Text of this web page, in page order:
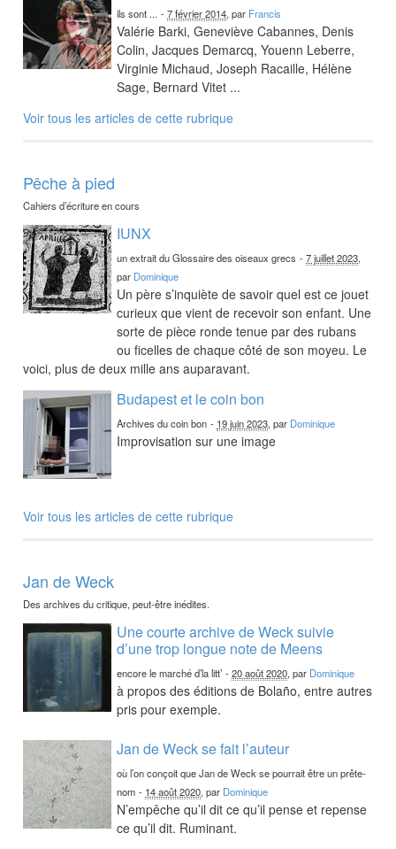
ils sont ... -7 février 2014, par Francis
Valérie Barki, Geneviève Cabannes, Denis
Colin, Jacques Demarcq, Youenn Leberre,
Virginie Michaud, Joseph Racaille, Hélène
Sage, Bernard Vitet ...
Voir tous les articles de cette rubrique
Pêche à pied
Cahiers d’écriture en cours
IUNX
un extrait du Glossaire des oiseaux grecs -7 juillet 2023,
par Dominique
Un père s’inquiète de savoir quel est ce jouet
curieux que vient de recevoir son enfant. Une
sorte de pièce ronde tenue par des rubans
ou ficelles de chaque côté de son moyeu. Le
voici, plus de deux mille ans auparavant.
Budapest et le coin bon
Archives du coin bon - 19 juin 2023, par Dominique
Improvisation sur une image
Voir tous les articles de cette rubrique
Jan de Weck
Des archives du critique, peut-être inédites.
Une courte archive de Weck suivie
d’une trop longue note de Meens
encore le marché d’la litt’ -20 août 2020, par Dominique
à propos des éditions de Bolaño, entre autres
pris pour exemple.
Jan de Weck se fait l’auteur
où l’on conçoit que Jan de Weck se pourrait être un prête-
nom - 14 août 2020, par Dominique
N’empêche qu’il dit ce qu’il pense et repense
ce qu’il dit. Ruminant.